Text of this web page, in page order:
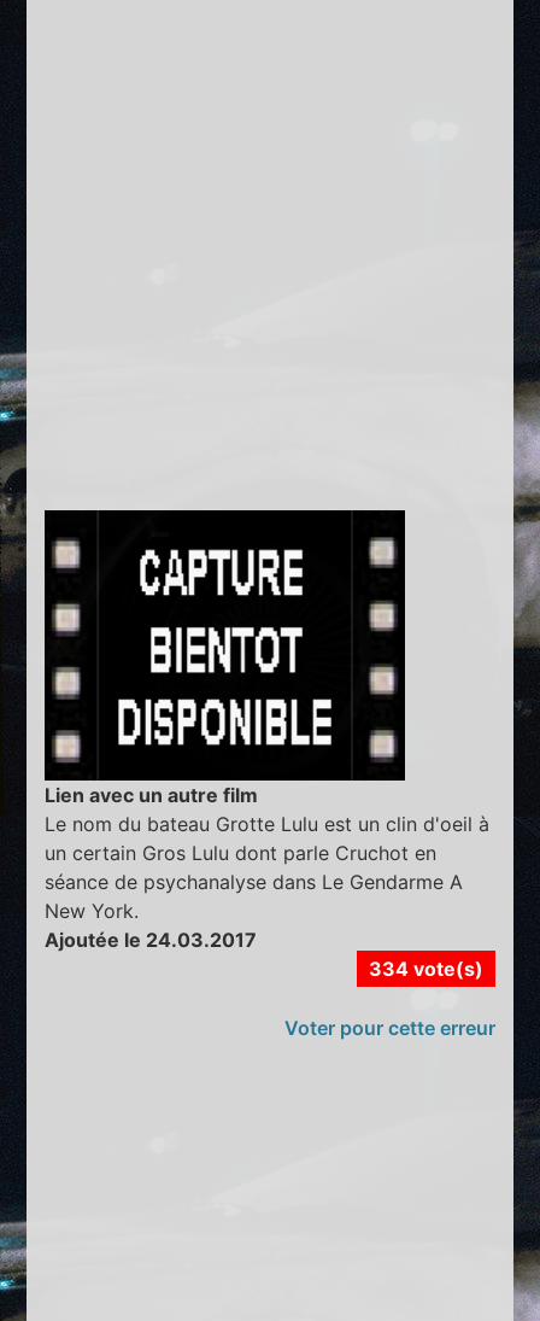
Lien avec un autre film
Le nom du bateau Grotte Lulu est un clin d'oeil à
un certain Gros Lulu dont parle Cruchot en
séance de psychanalyse dans Le Gendarme A
New York.
Ajoutée le 24.03.2017
334 vote(s)
Voter pour cette erreur